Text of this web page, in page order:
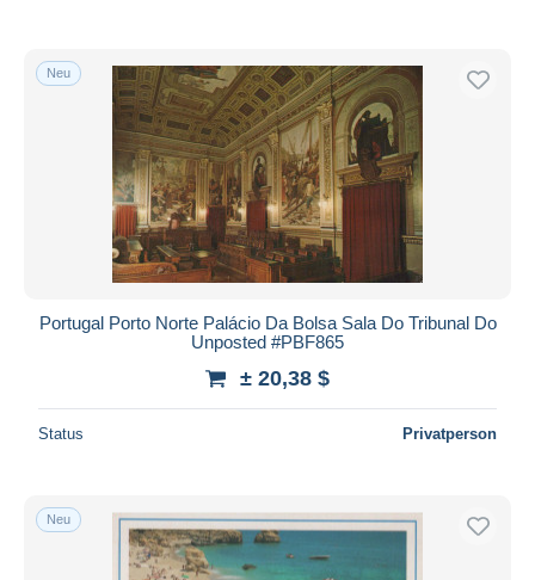
Neu
Portugal Porto Norte Palácio Da Bolsa Sala Do Tribunal Do
Unposted #PBF865
± 20,38 $
Status Privatperson
Neu